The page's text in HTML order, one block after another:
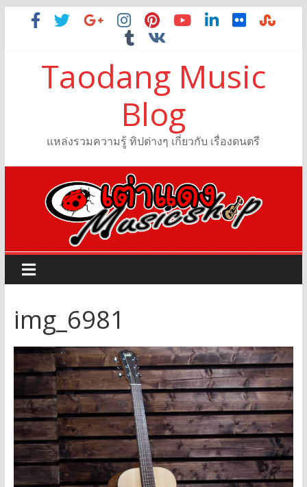
Taodang Music
Blog
แหล่งรวมความรู้ ทิปต่างๆ เกี่ยวกับ เรื่องดนตรี
img_6981